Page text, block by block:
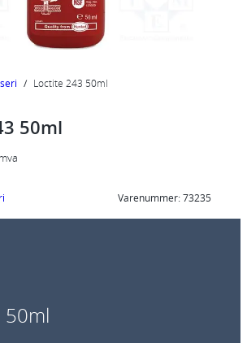
/ Loctite 243 50ml
50ml
Varenummer:73235
50ml